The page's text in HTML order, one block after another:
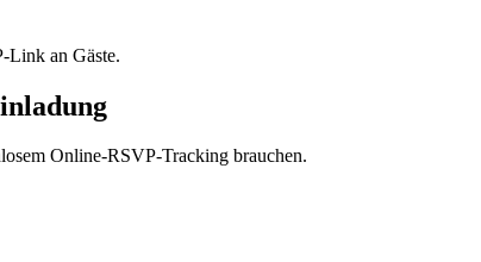
Link an Gäste.
Online-RSVP-Tracking brauchen.